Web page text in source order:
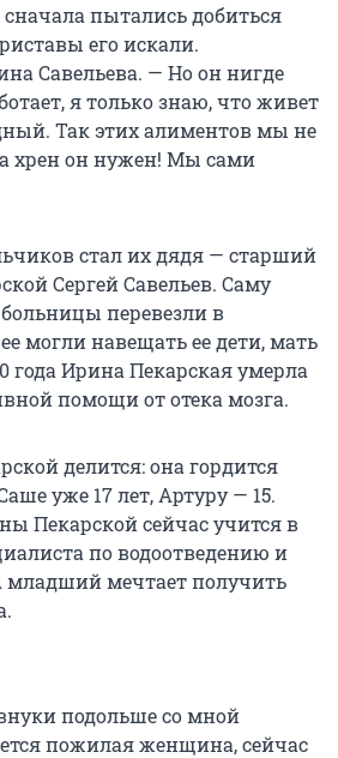
пытались добиться
его искали.
Савельева. — Но он нигде
я только знаю, что живет
Так этих алиментов мы не
хрен он нужен! Мы сами
стал их дядя — старший
Сергей Савельев. Саму
перевезли в
могли навещать ее дети, мать
года Ирина Пекарская умерла
помощи от отека мозга.
делится: она гордится
уже 17 лет, Артуру — 15.
Пекарской сейчас учится в
по водоотведению и
мечтает получить
подольше со мной
пожилая женщина, сейчас